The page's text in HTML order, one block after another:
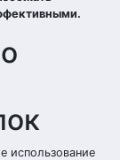
использование